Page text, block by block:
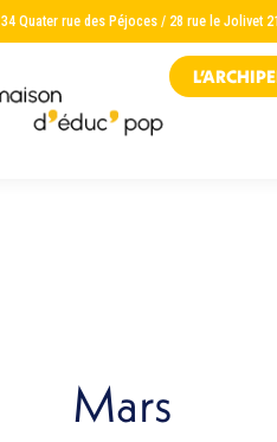
34 Quater rue des Péjoces / 28 rue le Jolivet
Mars